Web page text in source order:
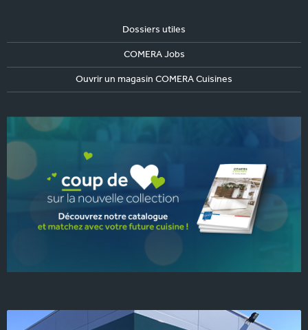
Dossiers utiles
COMERA Jobs
Ouvrir un magasin COMERA Cuisines